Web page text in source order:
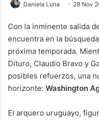
Daniela Luna 28 Nov
Con la inminente salida
encuentra en la
próxima temporada.
Dituro, Claudio Bravo y
posibles refuerzos, una
horizonte: Washington
El arquero uruguayo,